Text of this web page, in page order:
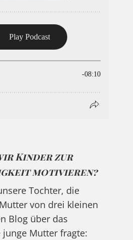
Kinder zur
motivieren?
Tochter, die
von drei kleinen
Blog über das
junge Mutter fragte: